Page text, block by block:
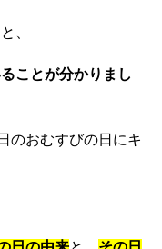
、
ことが分かりまし
のおむすびの日にキ